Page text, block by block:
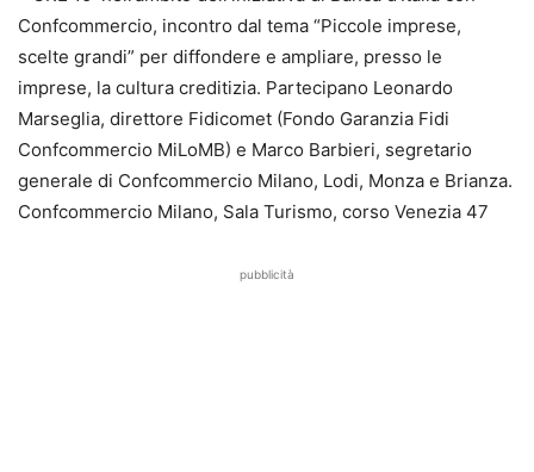
Confcommercio, incontro dal tema “Piccole imprese,
scelte grandi” per diffondere e ampliare, presso le
imprese, la cultura creditizia. Partecipano Leonardo
Marseglia, direttore Fidicomet (Fondo Garanzia Fidi
Confcommercio MiLoMB) e Marco Barbieri, segretario
generale di Confcommercio Milano, Lodi, Monza e Brianza.
Confcommercio Milano, Sala Turismo, corso Venezia 47
pubblicità